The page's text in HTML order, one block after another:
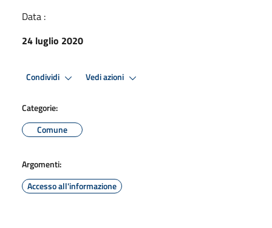
Data :
24 luglio 2020
Condividi Vedi azioni
Categorie:
Comune
Argomenti:
Accesso all'informazione